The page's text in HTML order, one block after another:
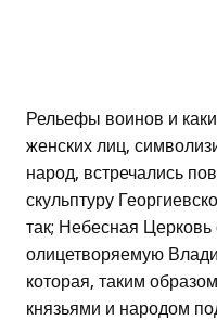
Рельефы воинов и
женских лиц,
народ, встречались
скульптуру
так; Небесная
олицетворяемую
которая, таким
князьями и народом